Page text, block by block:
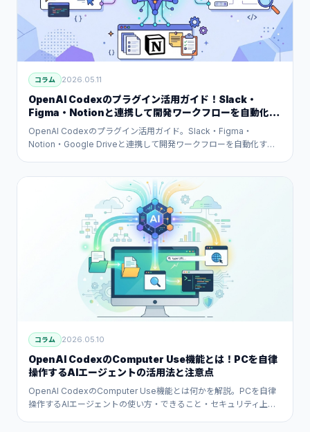
コラム 2026.05.11
OpenAI Codexのプラグイン活用ガイド！Slack・
Figma・Notionと連携して開発ワークフローを自動化す
る方法
OpenAI Codexのプラグイン活用ガイド。Slack・Figma・
Notion・Google Driveと連携して開発ワークフローを自動化する
コラム 2026.05.10
OpenAI CodexのComputer Use機能とは！PCを自律
操作するAIエージェントの活用法と注意点
OpenAI CodexのComputer Use機能とは何かを解説。PCを自律
操作するAIエージェントの使い方・できること・セキュリティ上の